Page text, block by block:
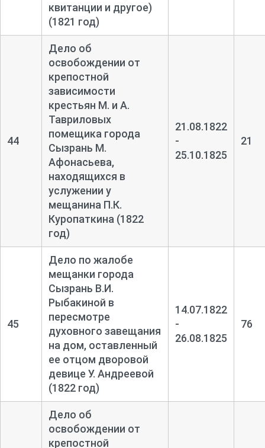
квитанции и другое)
(1821 год)
44
Дело об
освобождении от
крепостной
зависимости
крестьян М. и А.
Тавриловых
помещика города
Сызрань М.
Афонасьева,
находящихся в
услужении у
мещанина П.К.
Куропаткина (1822
год)
21.08.1822
-
25.10.1825
21
45
Дело по жалобе
мещанки города
Сызрань В.И.
Рыбакиной в
пересмотре
духовного завещания
на дом, оставленный
ее отцом дворовой
девице У. Андреевой
(1822 год)
14.07.1822
-
26.08.1825
76
Дело об
освобождении от
крепостной